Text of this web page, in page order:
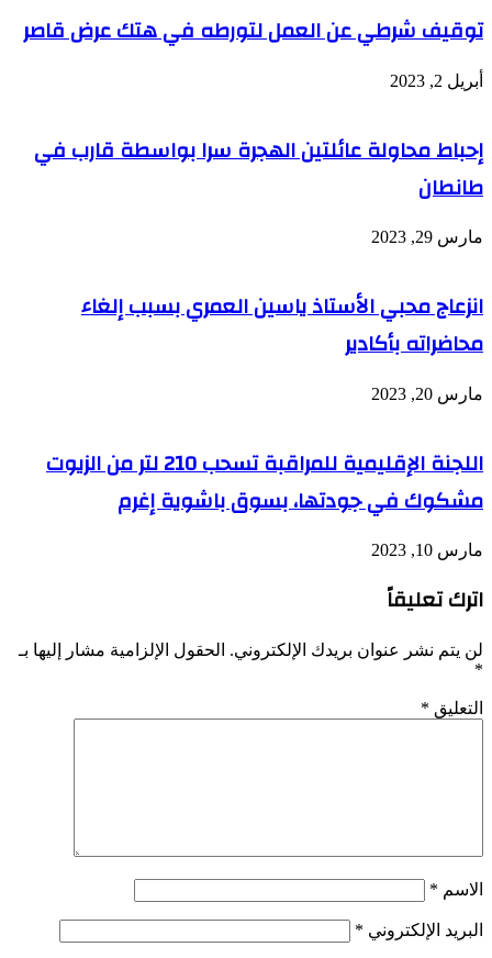
خطير
مفاجئة
توقيف شرطي عن العمل لتورطه في هتك عرض قاصر
أبريل 2, 2023
إحباط محاولة عائلتين الهجرة سرا بواسطة قارب في
طانطان
مارس 29, 2023
انزعاج محبي الأستاذ ياسين العمري بسبب إلغاء
محاضراته بأكادير
مارس 20, 2023
اللجنة الإقليمية للمراقبة تسحب 210 لتر من الزيوت
مشكوك في جودتها، بسوق باشوية إغرم
مارس 10, 2023
اترك تعليقاً
لن يتم نشر عنوان بريدك الإلكتروني. الحقول الإلزامية مشار إليها بـ
*
التعليق *
الاسم *
البريد الإلكتروني *